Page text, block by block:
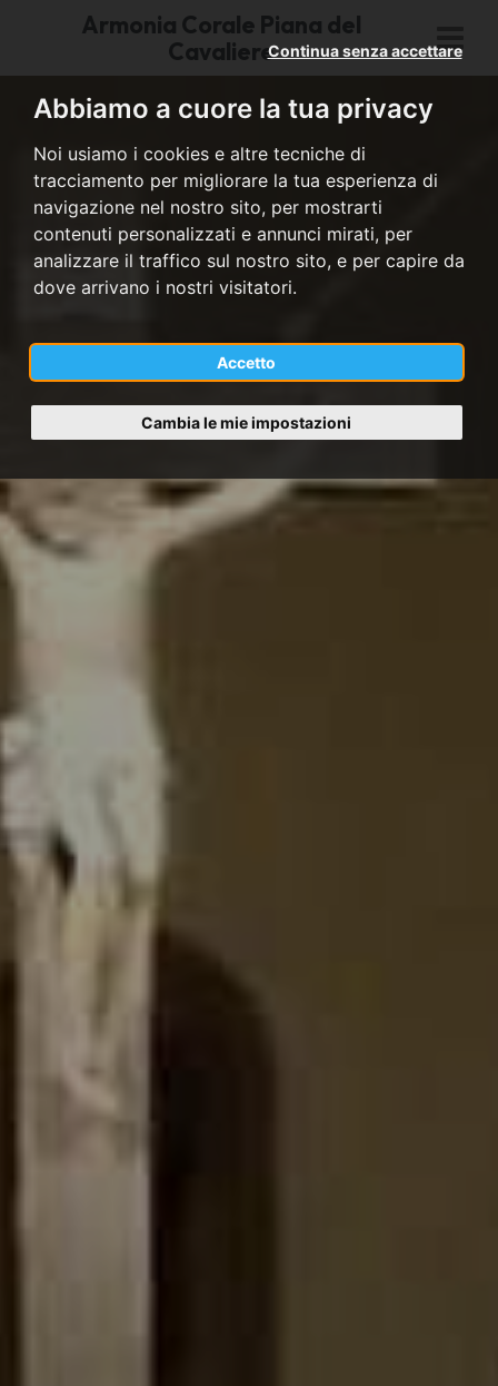
Abbiamo a cuore la tua privacy
Noi usiamo i cookies e altre tecniche di
tracciamento per migliorare la tua esperienza di
navigazione nel nostro sito, per mostrarti
contenuti personalizzati e annunci mirati, per
analizzare il traffico sul nostro sito, e per capire da
dove arrivano i nostri visitatori.
Accetto
Continua senza accettare
Cambia le mie impostazioni
Armonia Corale Piana del
Cavaliere